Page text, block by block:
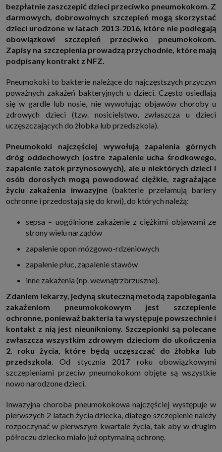
http://www.sagier.pl/
Jeżeli wyrazisz zgodę, o którą wyżej prosimy, administratorami Twoich
danych osobowych będą także nasi Zaufani Partnerzy. Listę Zaufanych
Partnerów możesz sprawdzić w każdym momencie na stronie naszej
polityki prywatnościi tam też zmodyfikować lub cofnąć swoje zgody.
Podstawa i cel przetwarzania
Twoje dane przetwarzamy w następujących celach:
zapewniającej Ci możliwość zapoznania się z jednym z naszych serwisów
w oparciu o treść regulaminu tego serwisu), to możemy przetwarzać
Twoje dane w zakresie niezbędnym do realizacji tej umowy.
2. Zapewnianie bezpieczeństwa usługi (np. sprawdzenie, czy do Twojego
konta nie loguje się nieuprawniona osoba), dokonanie pomiarów
statystycznych, ulepszanie naszych usług i dopasowanie ich do potrzeb i
interesujesz się motoryzacją i oglądasz artykuły w biznesistyl.pl lub na
innych stronach internetowych, to możemy Ci wyświetlić reklamę
dotyczącą artykułu w serwisie biznesistyl.pl/automoto. Takie
przetwarzanie danych to realizacja naszych prawnie uzasadnionych
interesów.
3. Za Twoją zgodą usługi marketingowe dostarczą Ci nasi Zaufani
Partnerzy oraz my dla podmiotów trzecich. Aby móc pokazać interesujące
Cię reklamy (np. produktu, którego możesz potrzebować) reklamodawcy i
danych związanych z odwiedzanymi przez Ciebie stronami
internetowymi. Udzielenie takiej zgody jest dobrowolne, nie musisz jej
udzielać, nie pozbawi Cię to dostępu do naszych usług. Masz również
momencie.
Twoje dane przetwarzane będą do czasu istnienia podstawy do ich
przetwarzania, czyli w przypadku udzielenia zgody do momentu jej
cofnięcia, ograniczenia lub innych działań z Twojej strony ograniczających
tę zgodę, w przypadku niezbędności danych do wykonania umowy, przez
(zwykle nie więcej niż 3 lata, a maksymalnie 10 lat), a w przypadku, gdy
podstawą przetwarzania danych jest uzasadniony interes administratora,
do czasu zgłoszenia przez Ciebie skutecznego sprzeciwu.
Przekazywanie danych
Administratorzy danych mogą powierzać Twoje dane podwykonawcom IT,
księgowym, agencjom marketingowym etc. Zrobią to jedynie na
podstawie umowy o powierzenie przetwarzania danych zobowiązującej
taki podmiot do odpowiedniego zabezpieczenia danych i niekorzystania z
osobowych w celu personalizowania treści i reklam oraz analizowania
ruchu na stronach, aplikacjach i w Internecie. W ten sposób technologię tę
wykorzystują również podmioty z Grupy SAGIER oraz nasi Zaufani
Partnerzy, którzy także chcą dopasowywać reklamy do Twoich preferencji.
Cookies to dane informatyczne zapisywane w plikach i przechowywane na
Twoim urządzeniu końcowym (tj. twój komputer, tablet, smartphone itp.),
bezpłatnie zaszczepić dzieci przeciwko pneumokokom. Z
darmowych, dobrowolnych szczepień mogą skorzystać
dzieci urodzone w latach 2013-2016, które nie podlegają
obowiązkowi szczepień przeciwko pneumokokom.
Zapisy na szczepienia prowadzą przychodnie, które mają
podpisany kontrakt z NFZ.
Pneumokoki to bakterie należące do najczęstszych przyczyn
poważnych zakażeń bakteryjnych u dzieci. Często osiedlają
się w gardle lub nosie, nie wywołując objawów choroby u
zdrowych dzieci (tzw. nosicielstwo, zwłaszcza u dzieci
uczęszczających do żłobka lub przedszkola).
Pneumokoki najczęściej wywołują zapalenia górnych
dróg oddechowych (ostre zapalenie ucha środkowego,
zapalenie zatok przynosowych), ale u niektórych dzieci i
osób dorosłych mogą powodować ciężkie, zagrażające
życiu zakażenia inwazyjne(bakterie przełamują bariery
ochronne i przedostają się do krwi), do których należą:
sepsa – uogólnione zakażenie z ciężkimi objawami ze
strony wielu narządów
zapalenie opon mózgowo-rdzeniowych
zapalenie płuc, zapalenie stawów
inne zakażenia (np. wewnątrzbrzuszne).
Zdaniem lekarzy, jedyną skuteczną metodą zapobiegania
zakażeniom pneumokokowym jest szczepienie
ochronne, ponieważ bakteria ta występuje powszechnie i
kontakt z nią jest nieunikniony. Szczepionki są polecane
zwłaszcza wszystkim zdrowym dzieciom do ukończenia
2. roku życia, które będą uczęszczać do żłobka lub
przedszkola . Od stycznia 2017 roku obowiązkowymi
szczepieniami przeciw pneumokokom objęte są wszystkie
nowo narodzone dzieci.
Inwazyjna choroba pneumokokowa najczęściej występuje w
pierwszych 2 latach życia dziecka, dlatego szczepienie należy
rozpoczynać w pierwszym kwartale życia, tak aby w drugim
półroczu dziecko miało już optymalną ochronę.